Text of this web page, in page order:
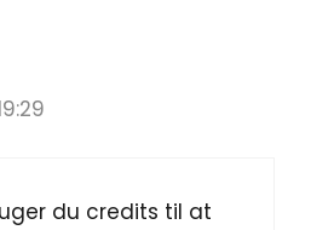
du credits til at